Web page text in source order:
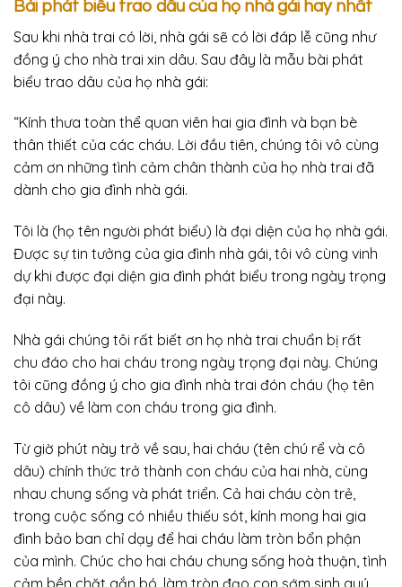
Bài phát biểu trao dâu của họ nhà gái hay nhất
Sau khi nhà trai có lời, nhà gái sẽ có lời đáp lễ cũng như
đồng ý cho nhà trai xin dâu. Sau đây là mẫu bài phát
biểu trao dâu của họ nhà gái:
“Kính thưa toàn thể quan viên hai gia đình và bạn bè
thân thiết của các cháu. Lời đầu tiên, chúng tôi vô cùng
cảm ơn những tình cảm chân thành của họ nhà trai đã
dành cho gia đình nhà gái.
Tôi là (họ tên người phát biểu) là đại diện của họ nhà gái.
Được sự tin tưởng của gia đình nhà gái, tôi vô cùng vinh
dự khi được đại diện gia đình phát biểu trong ngày trọng
đại này.
Nhà gái chúng tôi rất biết ơn họ nhà trai chuẩn bị rất
chu đáo cho hai cháu trong ngày trọng đại này. Chúng
tôi cũng đồng ý cho gia đình nhà trai đón cháu (họ tên
cô dâu) về làm con cháu trong gia đình.
Từ giờ phút này trở về sau, hai cháu (tên chú rể và cô
dâu) chính thức trở thành con cháu của hai nhà, cùng
nhau chung sống và phát triển. Cả hai cháu còn trẻ,
trong cuộc sống có nhiều thiếu sót, kính mong hai gia
đình bảo ban chỉ dạy để hai cháu làm tròn bổn phận
của mình. Chúc cho hai cháu chung sống hoà thuận, tình
cảm bền chặt gắn bó, làm tròn đạo con sớm sinh quý